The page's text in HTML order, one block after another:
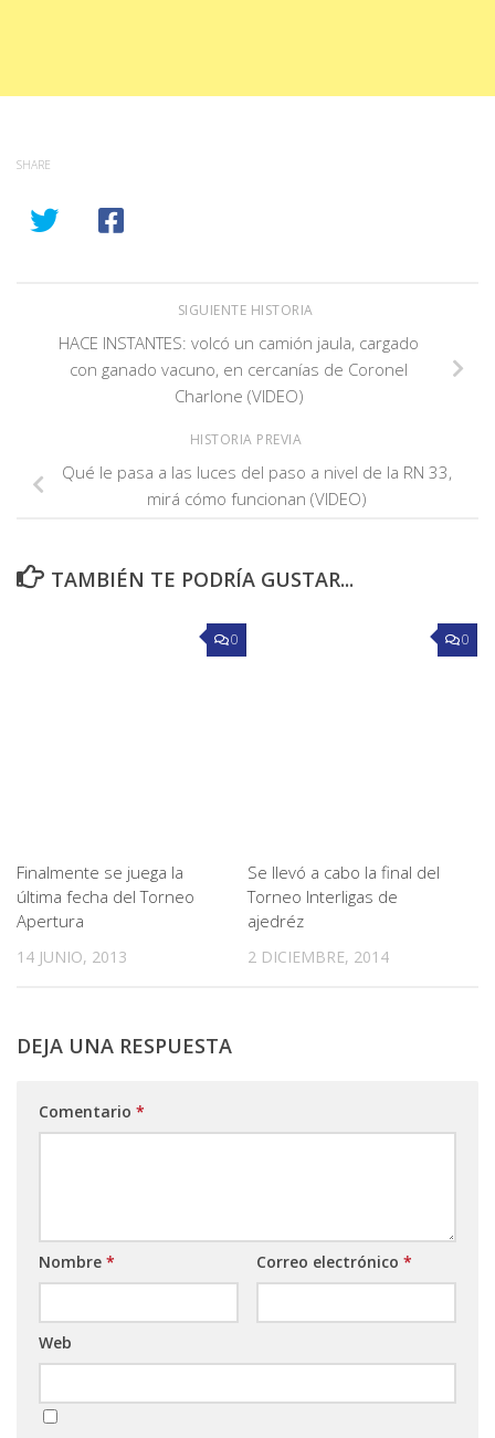
SHARE
SIGUIENTE HISTORIA
HACE INSTANTES: volcó un camión jaula, cargado
con ganado vacuno, en cercanías de Coronel
Charlone (VIDEO)
HISTORIA PREVIA
Qué le pasa a las luces del paso a nivel de la RN 33,
mirá cómo funcionan (VIDEO)
TAMBIÉN TE PODRÍA GUSTAR...
0
Finalmente se juega la
última fecha del Torneo
Apertura
14 JUNIO, 2013
0
Se llevó a cabo la final del
Torneo Interligas de
ajedréz
2 DICIEMBRE, 2014
DEJA UNA RESPUESTA
Comentario *
Nombre * Correo electrónico *
Web